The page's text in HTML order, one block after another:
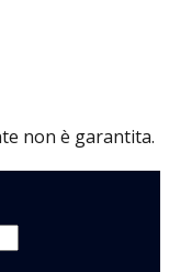
non è garantita.